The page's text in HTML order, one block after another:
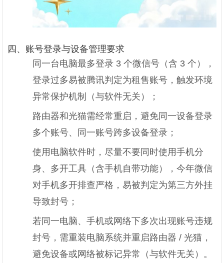
四、账号登录与设备管理要求
同一台电脑最多登录 3 个微信号（含 3 个），
登录过多易被腾讯判定为租售账号，触发环境
异常保护机制（与软件无关）；
路由器和光猫需经常重启，避免同一设备登录
多个账号、同一账号跨多设备登录；
使用电脑软件时，尽量不要同时使用手机分
身、多开工具（含手机自带功能），今年微信
对手机多开排查严格，易被判定为第三方外挂
导致封号；
若同一电脑、手机或网络下多次出现账号违规
封号，需重装电脑系统并重启路由器 / 光猫，
避免设备或网络被标记异常（与软件无关）。